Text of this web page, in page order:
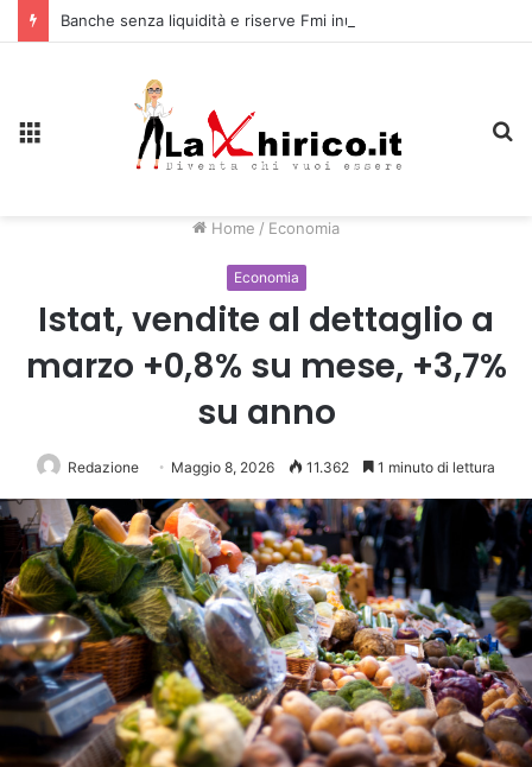
Home / Economia
Economia
Istat, vendite al dettaglio a
marzo +0,8% su mese, +3,7%
su anno
Redazione Maggio 8, 2026 11.362 1 minuto di lettura